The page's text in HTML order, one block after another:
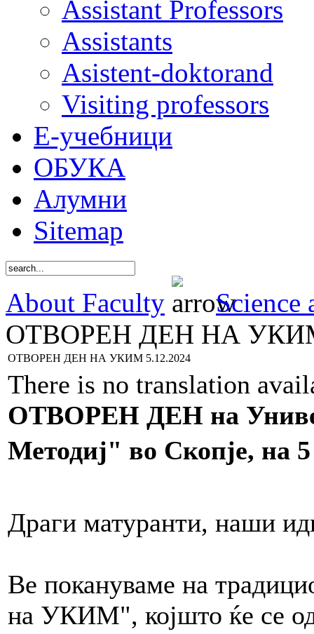
Assistant Professors
Assistants
Asistent-doktorand
Visiting professors
Е-учебници
ОБУКА
Алумни
Sitemap
About Faculty
Science
ОТВОРЕН ДЕН НА УКИМ
ОТВОРЕН ДЕН НА УКИМ 5.12.2024
There is no translation
ОТВОРЕН ДЕН на
Методиј" во Скопје, на
Драги матуранти, наши
Ве покануваме на
на УКИМ", којшто ќе се